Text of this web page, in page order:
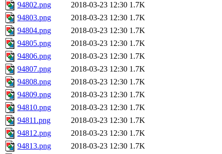
94802.png
2018-03-23 12:30 1.7K
94803.png
2018-03-23 12:30 1.7K
94804.png
2018-03-23 12:30 1.7K
94805.png
2018-03-23 12:30 1.7K
94806.png
2018-03-23 12:30 1.7K
94807.png
2018-03-23 12:30 1.7K
94808.png
2018-03-23 12:30 1.7K
94809.png
2018-03-23 12:30 1.7K
94810.png
2018-03-23 12:30 1.7K
94811.png
2018-03-23 12:30 1.7K
94812.png
2018-03-23 12:30 1.7K
94813.png
2018-03-23 12:30 1.7K